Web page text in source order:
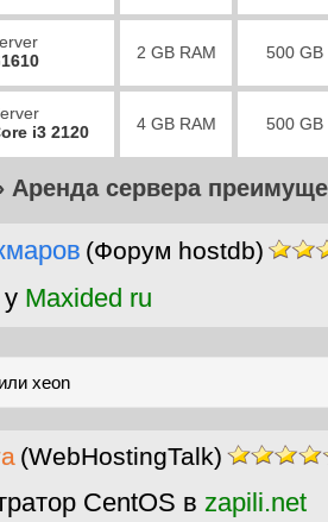
2 GB RAM 500 GB
i3 2120
4 GB RAM 500 GB
Аренда сервера
(Форум hostdb)
Maxided ru
xeon
(WebHostingTalk)
CentOS в zapili.net